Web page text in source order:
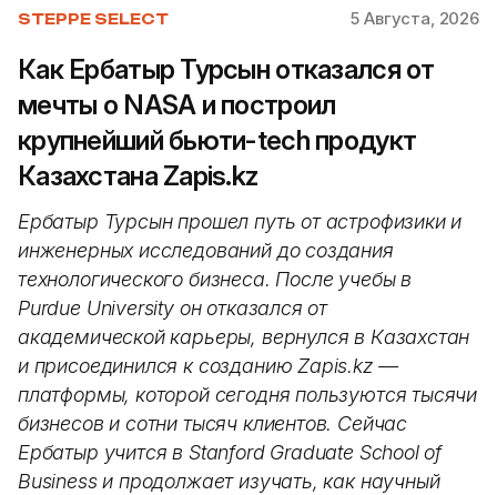
STEPPE SELECT 5 Августа, 2026
Как Ербатыр Турсын отказался от
мечты о NASA и построил
крупнейший бьюти-tech продукт
Казахстана Zapis.kz
Ербатыр Турсын прошел путь от астрофизики и
инженерных исследований до создания
технологического бизнеса. После учебы в
Purdue University он отказался от
академической карьеры, вернулся в Казахстан
и присоединился к созданию Zapis.kz —
платформы, которой сегодня пользуются тысячи
бизнесов и сотни тысяч клиентов. Сейчас
Ербатыр учится в Stanford Graduate School of
Business и продолжает изучать, как научный